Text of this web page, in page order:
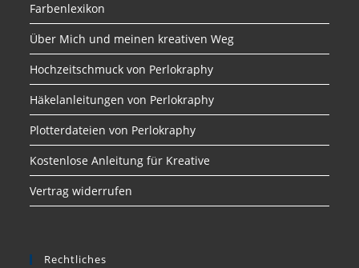
Farbenlexikon
Über Mich und meinen kreativen Weg
Hochzeitschmuck von Perlokraphy
Häkelanleitungen von Perlokraphy
Plotterdateien von Perlokraphy
Kostenlose Anleitung für Kreative
Vertrag widerrufen
Rechtliches